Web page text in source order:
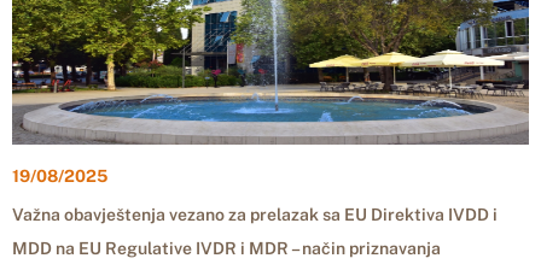
19/08/2025
Važna obavještenja vezano za prelazak sa EU Direktiva IVDD i
MDD na EU Regulative IVDR i MDR – način priznavanja